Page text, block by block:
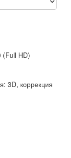
(Full HD)
3D, коррекция